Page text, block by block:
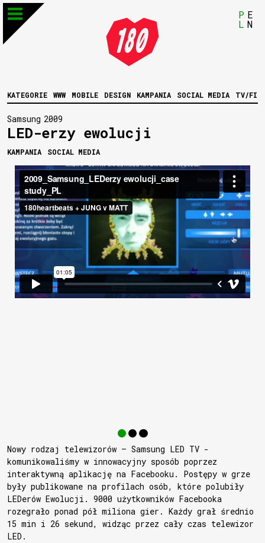
P
L
E
N
KATEGORIE WWW MOBILE DESIGN KAMPANIA SOCIAL MEDIA TV/
Samsung 2009
LED-erzy ewolucji
KAMPANIA SOCIAL MEDIA
Nowy rodzaj telewizorów – Samsung LED TV -
komunikowaliśmy w innowacyjny sposób poprzez
interaktywną aplikację na Facebooku. Postępy w grze
były publikowane na profilach osób, które polubiły
LEDerów Ewolucji. 9000 użytkowników Facebooka
rozegrało ponad pół miliona gier. Każdy grał średnio
15 min i 26 sekund, widząc przez cały czas telewizor
LED.